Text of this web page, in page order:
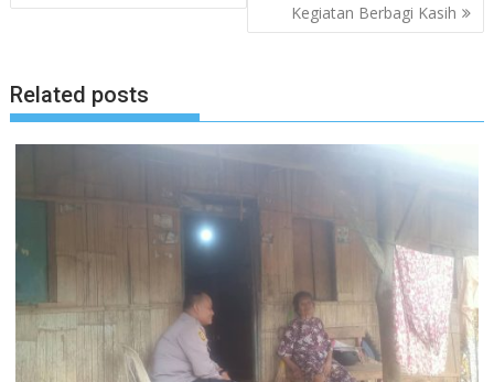
Kegiatan Berbagi Kasih
Related posts